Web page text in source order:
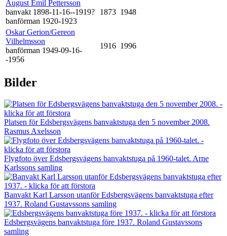
August Emil Pettersson
banvakt 1898-11-16--1919?
banförman 1920-1923
1873 1948
Oskar Gerion/Gereon
Vilhelmsson
banförman 1949-09-16-
-1956
1916 1996
Bilder
Platsen för Edsbergsvägens banvaktstuga den 5 november 2008.
Rasmus Axelsson
Flygfoto över Edsbergsvägens banvaktstuga på 1960-talet. Arne
Karlssons samling
Banvakt Karl Larsson utanför Edsbergsvägens banvaktstuga efter
1937. Roland Gustavssons samling
Edsbergsvägens banvaktstuga före 1937. Roland Gustavssons
samling